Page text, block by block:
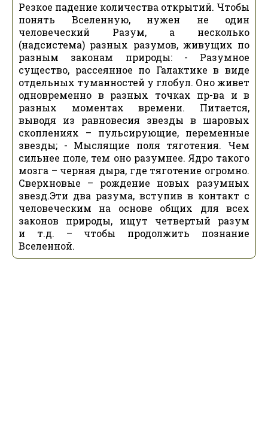
Резкое падение количества открытий. Чтобы
понять Вселенную, нужен не один
человеческий Разум, а несколько
(надсистема) разных разумов, живущих по
разным законам природы: - Разумное
существо, рассеянное по Галактике в виде
отдельных туманностей у глобул. Оно живет
одновременно в разных точках пр-ва и в
разных моментах времени. Питается,
выводя из равновесия звезды в шаровых
скоплениях – пульсирующие, переменные
звезды; - Мыслящие поля тяготения. Чем
сильнее поле, тем оно разумнее. Ядро такого
мозга – черная дыра, где тяготение огромно.
Сверхновые – рождение новых разумных
звезд.Эти два разума, вступив в контакт с
человеческим на основе общих для всех
законов природы, ищут четвертый разум
и т.д. – чтобы продолжить познание
Вселенной.